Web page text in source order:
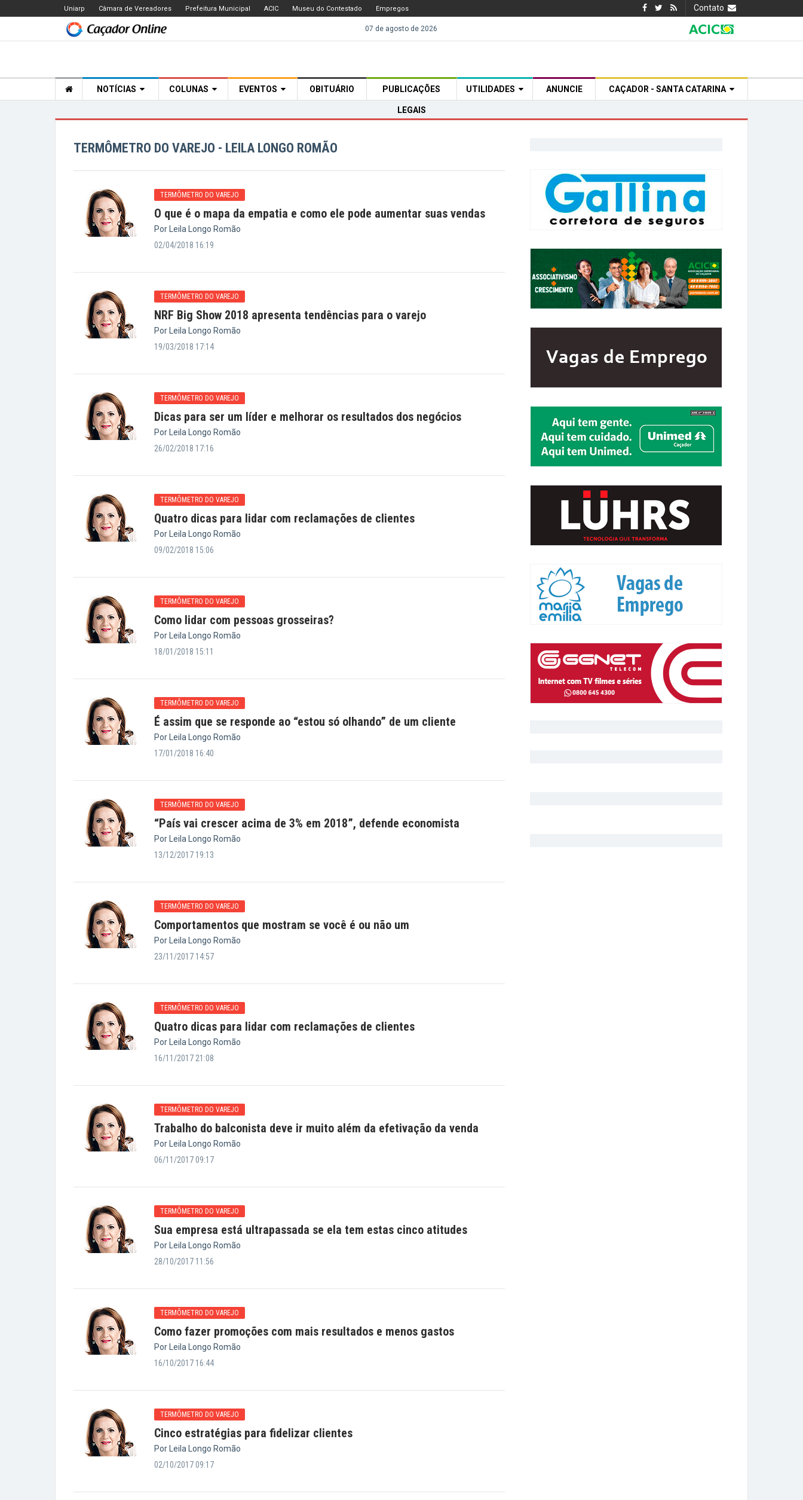
Uniarp Câmara de Vereadores Prefeitura Municipal ACIC Museu do Contestado Empregos Contato
07 de agosto de 2026
NOTÍCIAS COLUNAS EVENTOS OBITUÁRIO PUBLICAÇÕES
LEGAIS
UTILIDADES ANUNCIE CAÇADOR - SANTA CATARINA
TERMÔMETRO DO VAREJO - LEILA LONGO ROMÃO
TERMÔMETRO DO VAREJO
O que é o mapa da empatia e como ele pode aumentar suas vendas
Por Leila Longo Romão
02/04/2018 16:19
TERMÔMETRO DO VAREJO
NRF Big Show 2018 apresenta tendências para o varejo
Por Leila Longo Romão
19/03/2018 17:14
TERMÔMETRO DO VAREJO
Dicas para ser um líder e melhorar os resultados dos negócios
Por Leila Longo Romão
26/02/2018 17:16
TERMÔMETRO DO VAREJO
Quatro dicas para lidar com reclamações de clientes
Por Leila Longo Romão
09/02/2018 15:06
TERMÔMETRO DO VAREJO
Como lidar com pessoas grosseiras?
Por Leila Longo Romão
18/01/2018 15:11
TERMÔMETRO DO VAREJO
É assim que se responde ao “estou só olhando” de um cliente
Por Leila Longo Romão
17/01/2018 16:40
TERMÔMETRO DO VAREJO
“País vai crescer acima de 3% em 2018”, defende economista
Por Leila Longo Romão
13/12/2017 19:13
TERMÔMETRO DO VAREJO
Comportamentos que mostram se você é ou não um
Por Leila Longo Romão
23/11/2017 14:57
TERMÔMETRO DO VAREJO
Quatro dicas para lidar com reclamações de clientes
Por Leila Longo Romão
16/11/2017 21:08
TERMÔMETRO DO VAREJO
Trabalho do balconista deve ir muito além da efetivação da venda
Por Leila Longo Romão
06/11/2017 09:17
TERMÔMETRO DO VAREJO
Sua empresa está ultrapassada se ela tem estas cinco atitudes
Por Leila Longo Romão
28/10/2017 11:56
TERMÔMETRO DO VAREJO
Como fazer promoções com mais resultados e menos gastos
Por Leila Longo Romão
16/10/2017 16:44
TERMÔMETRO DO VAREJO
Cinco estratégias para fidelizar clientes
Por Leila Longo Romão
02/10/2017 09:17